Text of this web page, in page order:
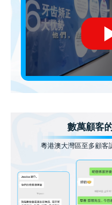
數萬顧客
粵港澳大灣區至多顧客